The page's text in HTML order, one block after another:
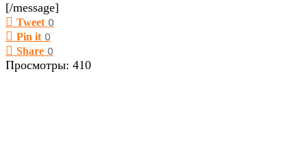
[/message]
Tweet 0
Pin it 0
Share 0
Просмотры: 410